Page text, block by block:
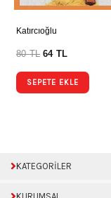
Katırcıoğlu
80TL 64 TL
SEPETE EKLE
KATEGORİLER